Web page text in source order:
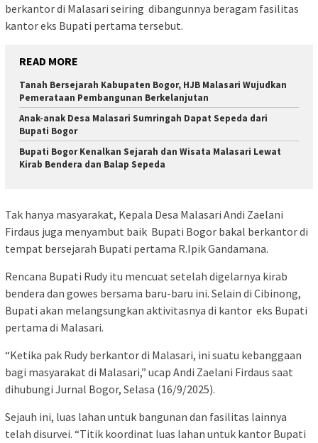
berkantor di Malasari seiring dibangunnya beragam fasilitas
kantor eks Bupati pertama tersebut.
READ MORE
Tanah Bersejarah Kabupaten Bogor, HJB Malasari Wujudkan
Pemerataan Pembangunan Berkelanjutan
Anak-anak Desa Malasari Sumringah Dapat Sepeda dari
Bupati Bogor
Bupati Bogor Kenalkan Sejarah dan Wisata Malasari Lewat
Kirab Bendera dan Balap Sepeda
Tak hanya masyarakat, Kepala Desa Malasari Andi Zaelani
Firdaus juga menyambut baik Bupati Bogor bakal berkantor di
tempat bersejarah Bupati pertama R.Ipik Gandamana.
Rencana Bupati Rudy itu mencuat setelah digelarnya kirab
bendera dan gowes bersama baru-baru ini. Selain di Cibinong,
Bupati akan melangsungkan aktivitasnya di kantor eks Bupati
pertama di Malasari.
“Ketika pak Rudy berkantor di Malasari, ini suatu kebanggaan
bagi masyarakat di Malasari,” ucap Andi Zaelani Firdaus saat
dihubungi Jurnal Bogor, Selasa (16/9/2025).
Sejauh ini, luas lahan untuk bangunan dan fasilitas lainnya
telah disurvei. “Titik koordinat luas lahan untuk kantor Bupati